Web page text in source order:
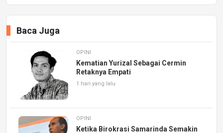
Baca Juga
OPINI
Kematian Yurizal Sebagai Cermin
Retaknya Empati
1 hari yang lalu
OPINI
Ketika Birokrasi Samarinda Semakin